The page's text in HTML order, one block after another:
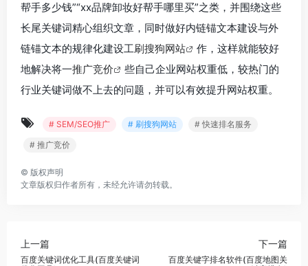
帮手多少钱”“xx品牌卸妆好帮手哪里买”之类，并围绕这些
长尾关键词精心组织文章，同时做好内链锚文本建设与外
链锚文本的规律化建设工刷搜狗网站
作，这样就能较好
地解决将一推广竞价
些自己企业网站权重低，较热门的
行业关键词做不上去的问题，并可以有效提升网站权重。
# SEM/SEO推广 # 刷搜狗网站
# 快速排名服务
# 推广竞价
© 版权声明
文章版权归作者所有，未经允许请勿转载。
上一篇
百度关键词优化工具(百度关键词
下一篇
百度关键字排名软件(百度地图关